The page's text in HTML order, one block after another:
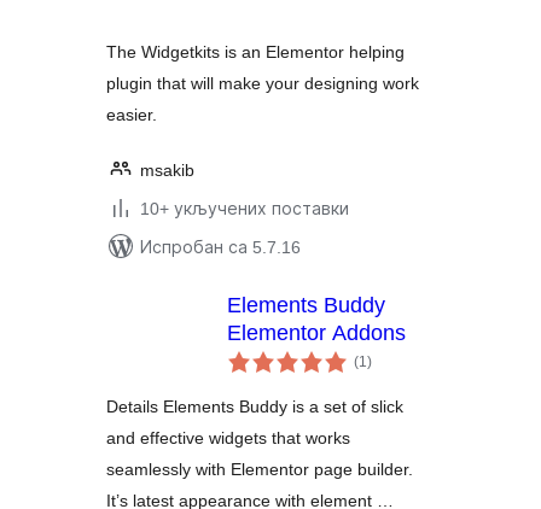
The Widgetkits is an Elementor helping
plugin that will make your designing work
easier.
msakib
10+ укључених поставки
Испробан са 5.7.16
Elements Buddy
Elementor Addons
(1укупних
оцена
)
Details Elements Buddy is a set of slick
and effective widgets that works
seamlessly with Elementor page builder.
It’s latest appearance with element …